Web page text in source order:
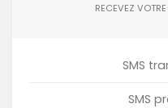
RECEVEZ
SMS
SMS